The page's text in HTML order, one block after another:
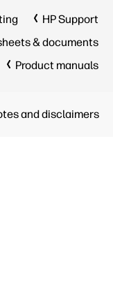
HP Support
& documents
Product manuals
and disclaimers